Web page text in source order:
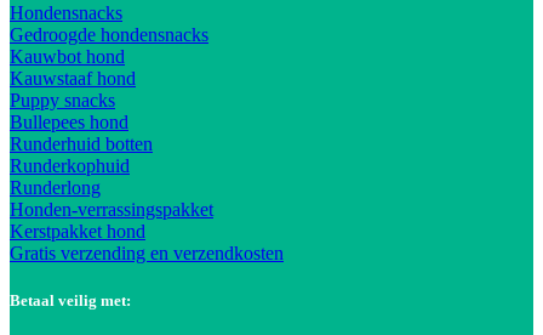
Hondensnacks
Gedroogde hondensnacks
Kauwbot hond
Kauwstaaf hond
Puppy snacks
Bullepees hond
Runderhuid botten
Runderkophuid
Runderlong
Honden-verrassingspakket
Kerstpakket hond
Gratis verzending en verzendkosten
Betaal veilig met: